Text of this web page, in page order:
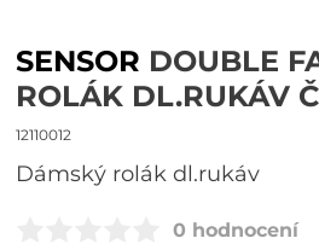
SENSOR DOUBLE
ROLÁK DL.RUKÁV
12110012
dámský rolák dl.rukáv
0 hodnocení